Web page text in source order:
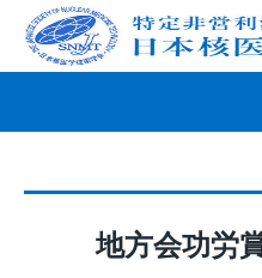
地方会功労